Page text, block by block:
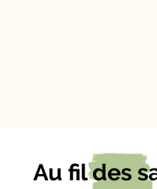
Au fil des